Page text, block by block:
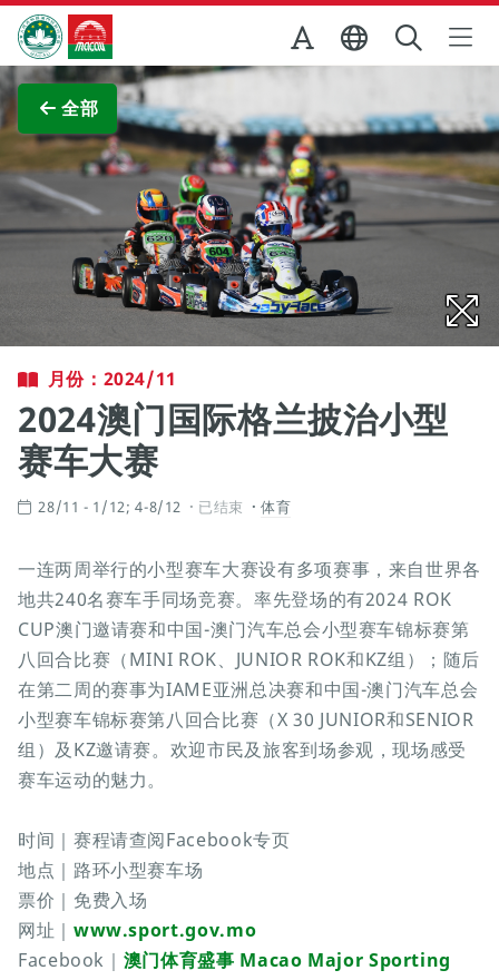
跳至主内容
澳门特别行政区政府旅游局
全部
查看原图
月份：2024/11
2024澳门国际格兰披治小型
赛车大赛
28/11 - 1/12; 4-8/12 已结束 体育
一连两周举行的小型赛车大赛设有多项赛事，来自世界各
地共240名赛车手同场竞赛。率先登场的有2024 ROK
CUP澳门邀请赛和中国-澳门汽车总会小型赛车锦标赛第
八回合比赛（MINI ROK、JUNIOR ROK和KZ组）；随后
在第二周的赛事为IAME亚洲总决赛和中国-澳门汽车总会
小型赛车锦标赛第八回合比赛（X 30 JUNIOR和SENIOR
组）及KZ邀请赛。欢迎市民及旅客到场参观，现场感受
赛车运动的魅力。
时间｜赛程请查阅Facebook专页
地点｜路环小型赛车场
票价｜免费入场
网址｜ www.sport.gov.mo
Facebook｜ 澳门体育盛事 Macao Major Sporting